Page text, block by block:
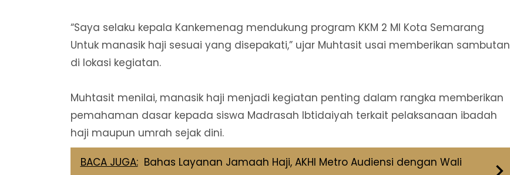
“Saya selaku kepala Kankemenag mendukung program KKM 2 MI Kota Semarang
Untuk manasik haji sesuai yang disepakati,” ujar Muhtasit usai memberikan sambutan
di lokasi kegiatan.
Muhtasit menilai, manasik haji menjadi kegiatan penting dalam rangka memberikan
pemahaman dasar kepada siswa Madrasah Ibtidaiyah terkait pelaksanaan ibadah
haji maupun umrah sejak dini.
BACA JUGA: Bahas Layanan Jamaah Haji, AKHI Metro Audiensi dengan Wali